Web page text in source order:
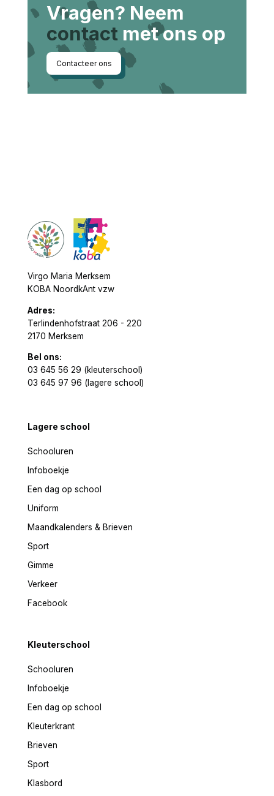
Vragen? Neem
contact met ons op
Contacteer ons
Virgo Maria Merksem
KOBA NoordkAnt vzw
Adres:
Terlindenhofstraat 206 - 220
2170 Merksem
Bel ons:
03 645 56 29 (kleuterschool)
03 645 97 96 (lagere school)
Lagere school
Schooluren
Infoboekje
Een dag op school
Uniform
Maandkalenders & Brieven
Sport
Gimme
Verkeer
Facebook
Kleuterschool
Schooluren
Infoboekje
Een dag op school
Kleuterkrant
Brieven
Sport
Klasbord